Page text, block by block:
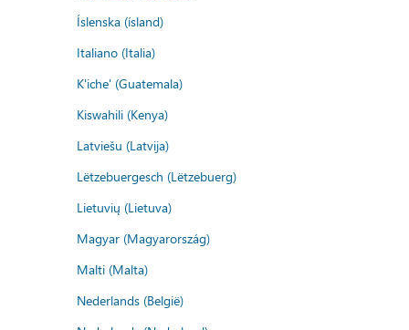
Íslenska (ísland)
Italiano (Italia)
K'iche' (Guatemala)
Kiswahili (Kenya)
Latviešu (Latvija)
Lëtzebuergesch (Lëtzebuerg)
Lietuvių (Lietuva)
Magyar (Magyarország)
Malti (Malta)
Nederlands (België)